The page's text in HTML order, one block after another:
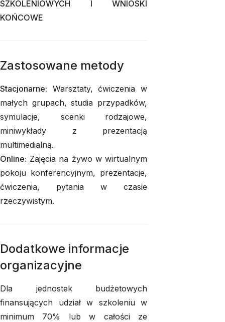
SZKOLENIOWYCH I WNIOSKI
KOŃCOWE
Zastosowane metody
Stacjonarne: Warsztaty, ćwiczenia w
małych grupach, studia przypadków,
symulacje, scenki rodzajowe,
miniwykłady z prezentacją
multimedialną.
Online: Zajęcia na żywo w wirtualnym
pokoju konferencyjnym, prezentacje,
ćwiczenia, pytania w czasie
rzeczywistym.
Dodatkowe informacje
organizacyjne
Dla jednostek budżetowych
finansujących udział w szkoleniu w
minimum 70% lub w całości ze